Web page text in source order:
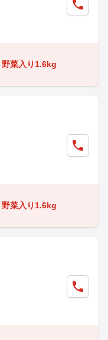
野菜入り1.6kg
野菜入り1.6kg